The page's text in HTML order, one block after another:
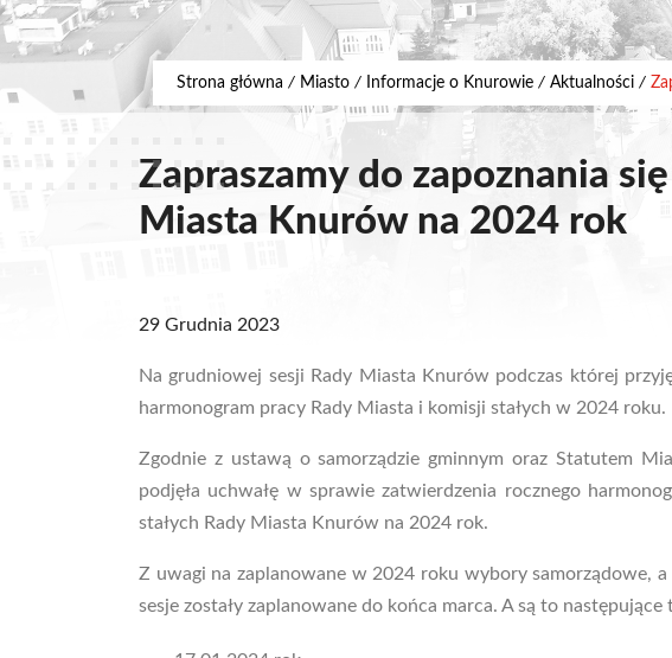
Strona główna / Miasto / Informacje o Knurowie / Aktualności /
Zapraszamy do zapoznania
Miasta Knurów na 2024 rok
29 Grudnia 2023
Na grudniowej sesji Rady Miasta Knurów podczas której
harmonogram pracy Rady Miasta i komisji stałych w 2024 roku.
Zgodnie z ustawą o samorządzie gminnym oraz Statutem
podjęła uchwałę w sprawie zatwierdzenia rocznego
stałych Rady Miasta Knurów na 2024 rok.
Z uwagi na zaplanowane w 2024 roku wybory samorządowe,
sesje zostały zaplanowane do końca marca. A są to następujące